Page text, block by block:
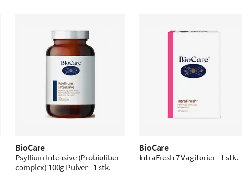
BioCare
Psyllium Intensive (Probiofiber
complex) 100g Pulver - 1 stk.
BioCare
IntraFresh 7 Vagitorier - 1 stk.